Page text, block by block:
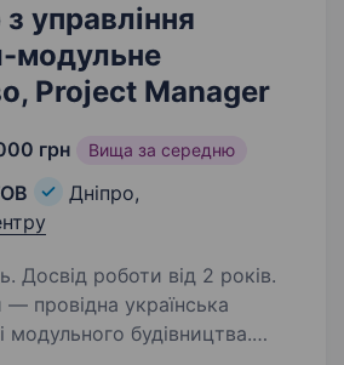
управління
модульне
Project Manager
грн Вища за середню
Дніпро,
Досвід роботи від 2 років.
модульного будівництва.